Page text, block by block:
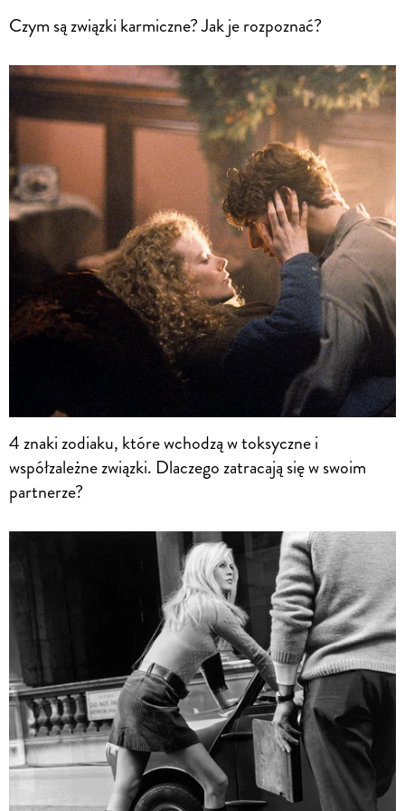
Czym są związki karmiczne? Jak je rozpoznać?
4 znaki zodiaku, które wchodzą w toksyczne i
współzależne związki. Dlaczego zatracają się w swoim
partnerze?